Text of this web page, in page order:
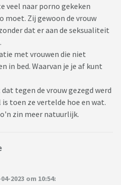
veel naar porno gekeken
moet. Zij gewoon de vrouw
dat er aan de seksualiteit
met vrouwen die niet
in bed. Waarvan je je af kunt
tegen de vrouw gezegd werd
toen ze vertelde hoe en wat.
zin meer natuurlijk.
2023 om 10:54: